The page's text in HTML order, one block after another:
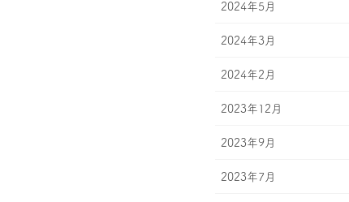
2024年5月
2024年3月
2024年2月
2023年12月
2023年9月
2023年7月